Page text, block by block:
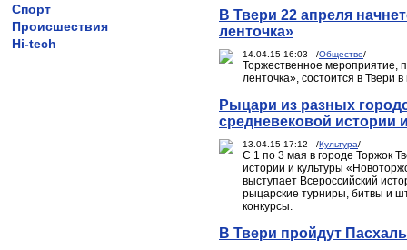
Спорт
Происшествия
Hi-tech
В Твери 22 апреля
ленточка»
14.04.15 16:03 /Общество/
Торжественное мероприятие,
ленточка», состоится в Твери
Рыцари из разных
средневековой истории
13.04.15 17:12 /Культура/
С 1 по 3 мая в городе Торжок
истории и культуры
выступает Всероссийский
рыцарские турниры, битвы и
конкурсы.
В Твери пройдут